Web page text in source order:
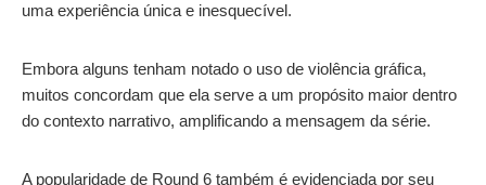
uma experiência única e inesquecível.
Embora alguns tenham notado o uso de violência gráfica,
muitos concordam que ela serve a um propósito maior dentro
do contexto narrativo, amplificando a mensagem da série.
A popularidade de Round 6 também é evidenciada por seu